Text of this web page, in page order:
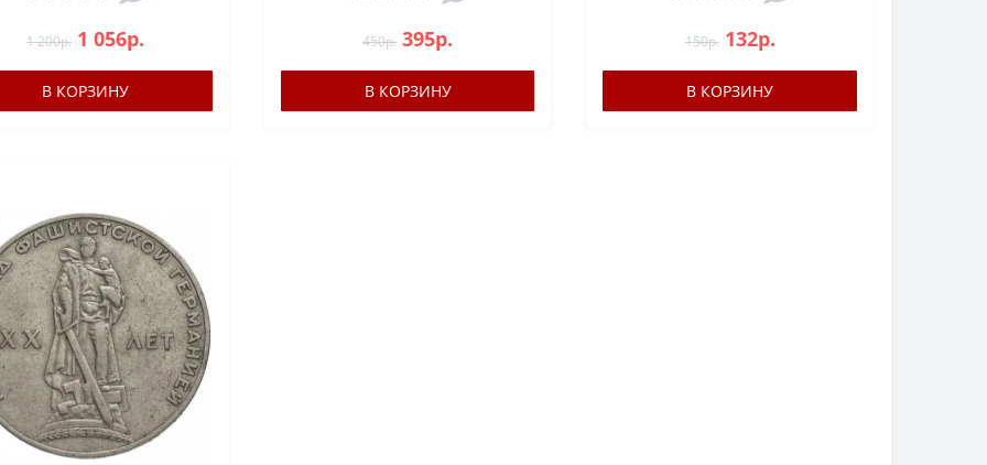
1 200р. 1 056р.
В КОРЗИНУ
450р. 395р.
В КОРЗИНУ
150р. 132р.
В КОРЗИНУ